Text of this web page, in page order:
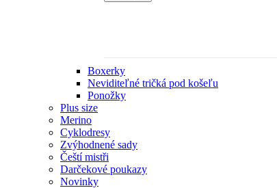
Boxerky
Neviditeľné tričká pod košeľu
Ponožky
Plus size
Merino
Cyklodresy
Zvýhodnené sady
Čeští mistři
Darčekové poukazy
Novinky